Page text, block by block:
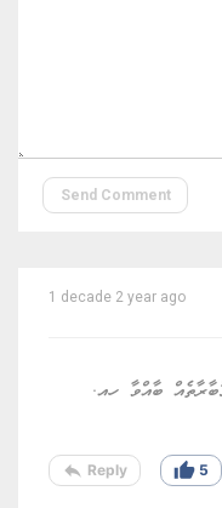
Send Comment
1 decade 2 year ago
ބާއްވާ ހއ.
reply Reply thumb_up 5